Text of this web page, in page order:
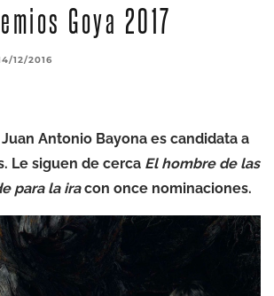
Goya 2017
12/2016
Antonio Bayona es candidata a
Le siguen de cerca El hombre de las
para la iracon once nominaciones.